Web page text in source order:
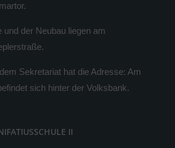
und der Neubau liegen am
Sekretariat hat die Adresse: Am
sich hinter der Volksbank.
II